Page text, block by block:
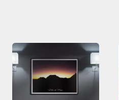
Ce
produit
a